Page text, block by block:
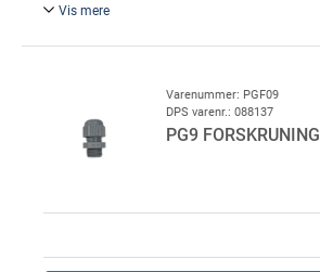
Vis mere
PG 11 forskruning, plast
Varenummer: PGF09
DPS varenr.: 088137
PG9 FORSKRUNING